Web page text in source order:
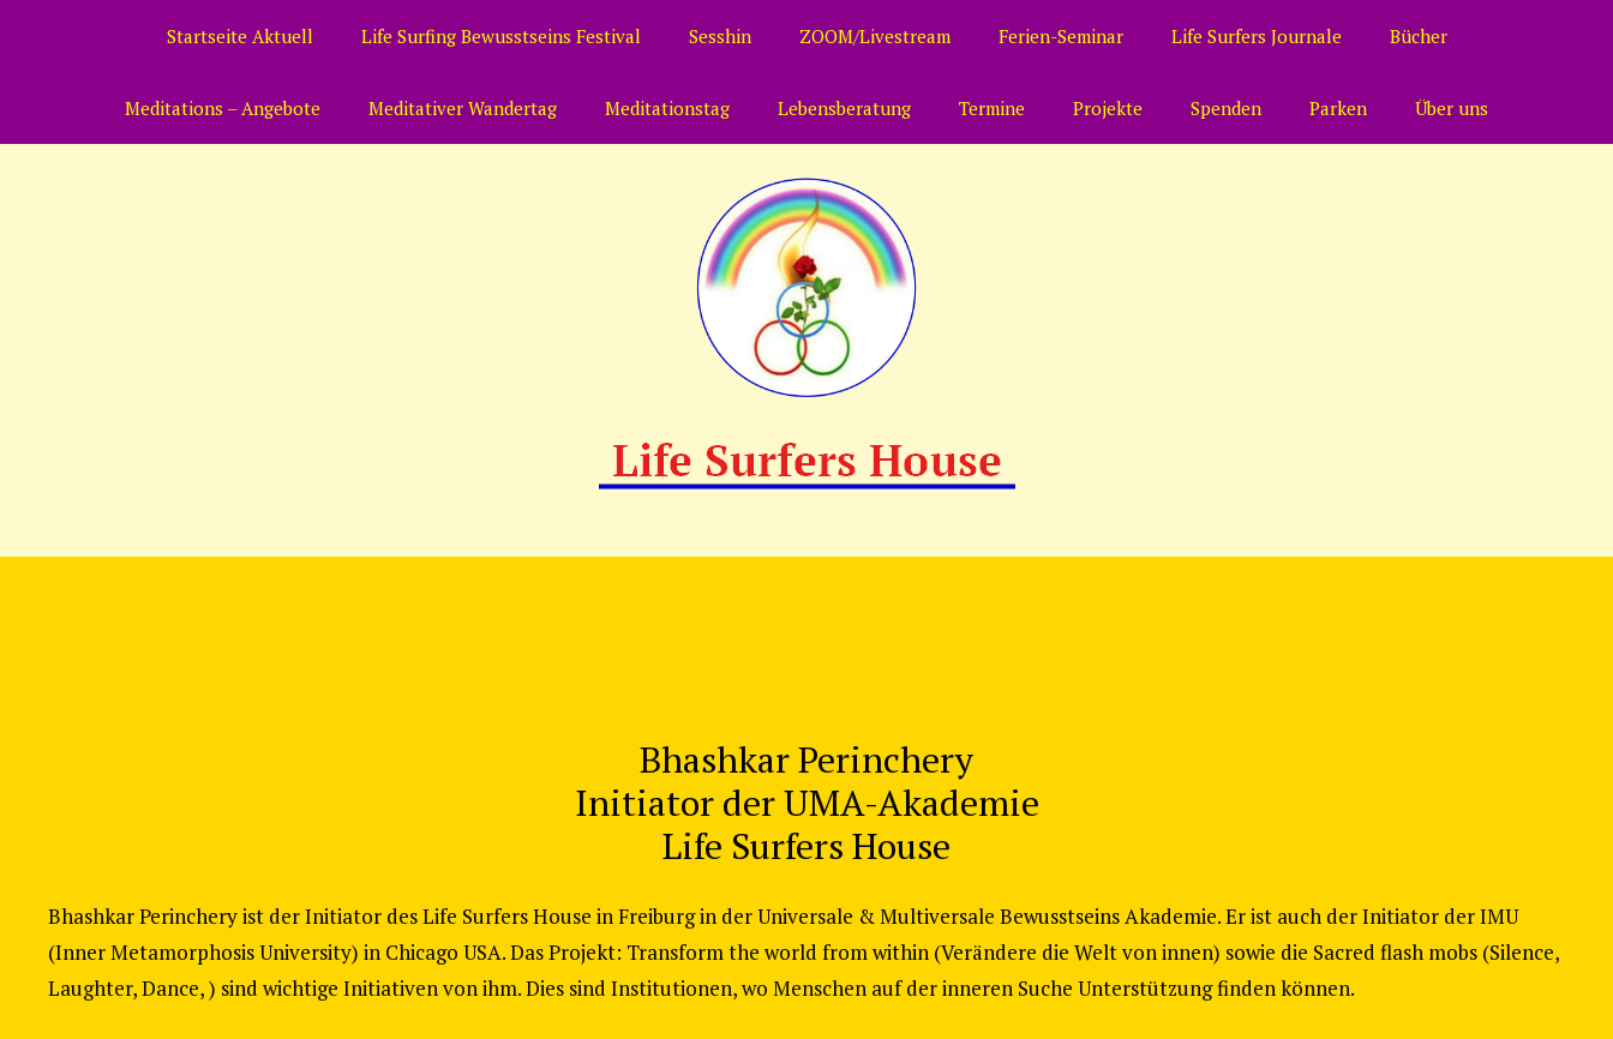
Startseite Aktuell Life Surfing Bewusstseins Festival Sesshin ZOOM/Livestream Ferien-Seminar Life Surfers Journale Bücher
Meditations – Angebote Meditativer Wandertag Meditationstag Lebensberatung Termine Projekte Spenden Parken Über uns
Bhashkar Perinchery
Initiator der UMA-Akademie
Life Surfers House
Bhashkar Perinchery ist der Initiator des Life Surfers House in Freiburg in der Universale & Multiversale Bewusstseins Akademie. Er ist auch der Initiator der IMU
(Inner Metamorphosis University) in Chicago USA. Das Projekt: Transform the world from within (Verändere die Welt von innen) sowie die Sacred flash mobs (Silence,
Laughter, Dance, ) sind wichtige Initiativen von ihm. Dies sind Institutionen, wo Menschen auf der inneren Suche Unterstützung finden können.